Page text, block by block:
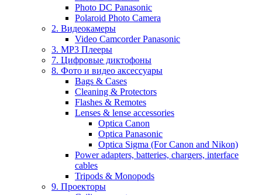
Photo DC Panasonic
Polaroid Photo Camera
2. Видеокамеры
Video Camcorder Panasonic
3. MP3 Плееры
7. Цифровые диктофоны
8. Фото и видео аксессуары
Bags & Cases
Cleaning & Protectors
Flashes & Remotes
Lenses & lense accessories
Optica Canon
Optica Panasonic
Optica Sigma (For Canon and Nikon)
Power adapters, batteries, chargers, interface
cables
Tripods & Monopods
9. Проекторы